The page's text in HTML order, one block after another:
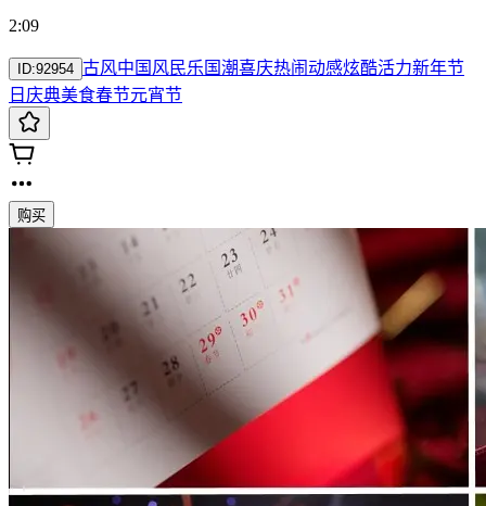
2:09
ID:92954 古风中国风民乐 国潮喜庆热闹动感炫酷活力新年节
日 庆典美食春节元宵节
购买